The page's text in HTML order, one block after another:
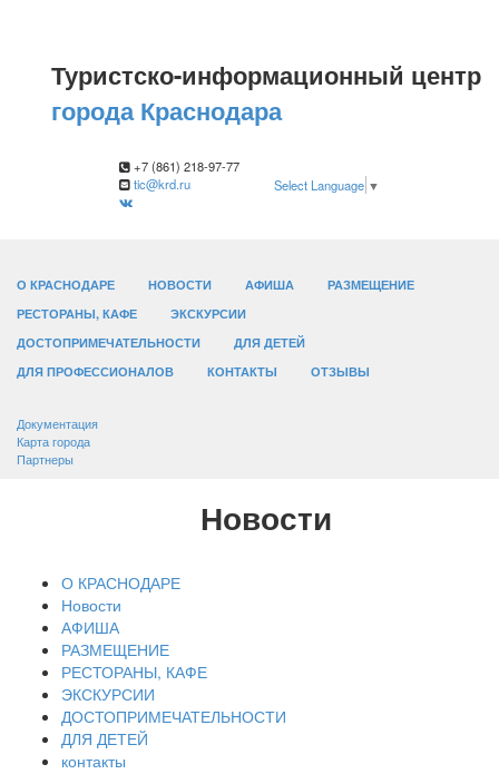
Туристско-информационный центр
города Краснодара
+7 (861) 218-97-77
tic@krd.ru
Select Language ▼
О КРАСНОДАРЕ НОВОСТИ АФИША
РАЗМЕЩЕНИЕ
РЕСТОРАНЫ, КАФЕ
ЭКСКУРСИИ
ДОСТОПРИМЕЧАТЕЛЬНОСТИ
ДЛЯ ДЕТЕЙ
ДЛЯ ПРОФЕССИОНАЛОВ
КОНТАКТЫ ОТЗЫВЫ
Документация
Карта города
Партнеры
Новости
О КРАСНОДАРЕ
Новости
АФИША
РАЗМЕЩЕНИЕ
РЕСТОРАНЫ, КАФЕ
ЭКСКУРСИИ
ДОСТОПРИМЕЧАТЕЛЬНОСТИ
ДЛЯ ДЕТЕЙ
контакты